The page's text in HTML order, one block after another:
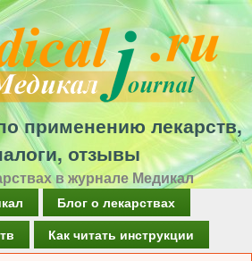
применению лекарств,
отзывы
в журнале Медикал
Блог о лекарствах
Как читать инструкции